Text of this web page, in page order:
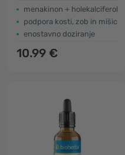
menakinon + holekalciferol
podpora kosti, zob in mišic
enostavno doziranje
10.99 €